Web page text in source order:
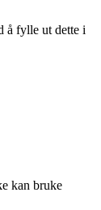
å fylle ut dette i
kan bruke